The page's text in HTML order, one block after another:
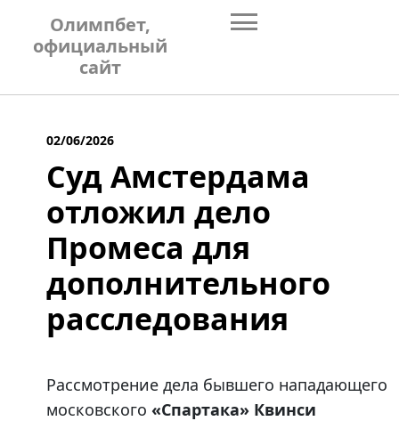
content
Олимпбет,
официальный
сайт
02/06/2026
Суд Амстердама
отложил дело
Промеса для
дополнительного
расследования
Рассмотрение дела бывшего нападающего
московского «Спартака» Квинси